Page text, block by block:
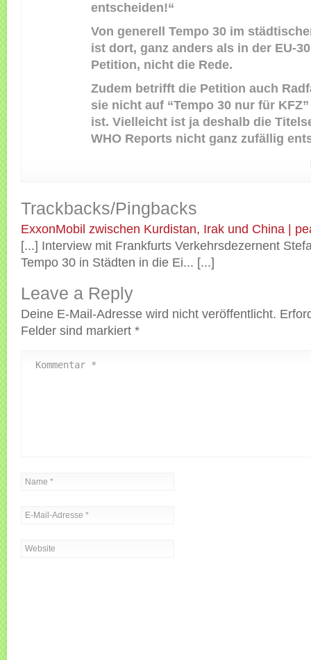
entscheiden!“
Von generell Tempo 30 im
ist dort, ganz anders als in der EU-
Petition, nicht die Rede.
Zudem betrifft die Petition auch
sie nicht auf “Tempo 30 nur für
ist. Vielleicht ist ja deshalb die
WHO Reports nicht ganz zufällig
Trackbacks/Pingbacks
ExxonMobil zwischen Kurdistan, Irak und China |
[...] Interview mit Frankfurts Verkehrsdezernent
Tempo 30 in Städten in die Ei... [...]
Leave a Reply
Deine E-Mail-Adresse wird nicht veröffentlicht.
Felder sind markiert *